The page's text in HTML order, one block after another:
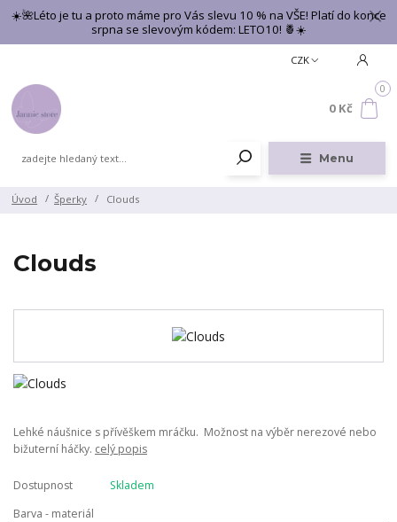
☀️🌺Léto je tu a proto máme pro Vás slevu 10 % na VŠE! Platí do konce
srpna se slevovým kódem: LETO10! 🍍☀️
Menu
CZK
0
0 Kč
Úvod Šperky Clouds
Clouds
Lehké náušnice s přívěškem mráčku. Možnost na výběr nerezové nebo
bižuterní háčky. celý popis
Dostupnost
Skladem
Barva - materiál